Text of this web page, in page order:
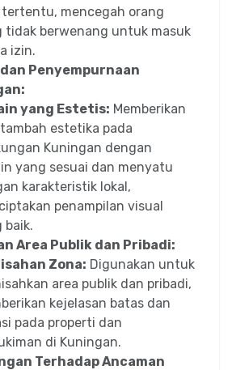
tertentu, mencegah orang
tidak berwenang untuk masuk
izin.
Penyempurnaan
yang Estetis: Memberikan
estetika pada
Kuningan dengan
yang sesuai dan menyatu
karakteristik lokal,
penampilan visual
baik.
Area Publik dan Pribadi:
Zona: Digunakan untuk
area publik dan pribadi,
kejelasan batas dan
pada properti dan
di Kuningan.
Terhadap Ancaman